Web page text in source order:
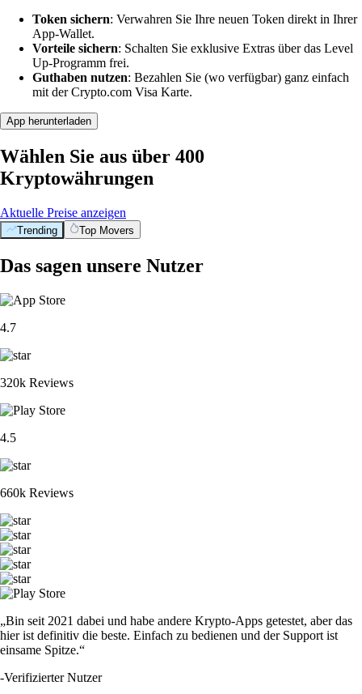
Token sichern: Verwahren Sie Ihre neuen Token direkt in Ihrer
App-Wallet.
Vorteile sichern: Schalten Sie exklusive Extras über das Level
Up-Programm frei.
Guthaben nutzen: Bezahlen Sie (wo verfügbar) ganz einfach
mit der Crypto.com Visa Karte.
App herunterladen
Wählen Sie aus über 400
Kryptowährungen
Aktuelle Preise anzeigen
Trending Top Movers
Das sagen unsere Nutzer
4.7
320k Reviews
4.5
660k Reviews
„Bin seit 2021 dabei und habe andere Krypto-Apps getestet, aber das
hier ist definitiv die beste. Einfach zu bedienen und der Support ist
einsame Spitze.“
-Verifizierter Nutzer